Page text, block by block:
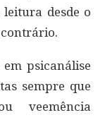
desde o
psicanálise
sempre que
veemência